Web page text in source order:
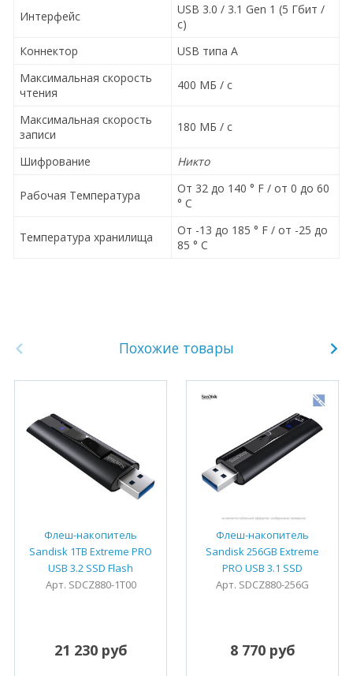
Интерфейс
USB 3.0 / 3.1 Gen 1 (5 Гбит /
с)
Коннектор
USB типа A
Максимальная скорость
чтения
400 МБ / с
Максимальная скорость
записи
180 МБ / с
Шифрование Никто
Рабочая Температура
От 32 до 140 ° F / от 0 до 60
° C
Температура хранилища
От -13 до 185 ° F / от -25 до
85 ° C
Похожие товары
Флеш-накопитель
Sandisk 1TB Extreme PRO
USB 3.2 SSD Flash
Арт. SDCZ880-1T00
21 230 руб
Флеш-накопитель
Sandisk 256GB Extreme
PRO USB 3.1 SSD
Арт. SDCZ880-256G
8 770 руб